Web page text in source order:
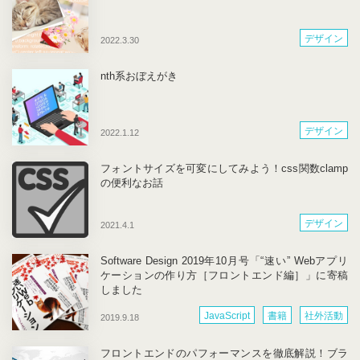
2022.3.30 デザイン
2022.1.12
nth系おぼえがき
デザイン
2021.4.1
フォントサイズを可変にしてみよう！css関数clamp
の便利なお話
デザイン
2019.9.18
Software Design 2019年10月号「“速い” Webアプリ
ケーションの作り方［フロントエンド編］」に寄稿
しました
JavaScript 書籍 社外活動
フロントエンドのパフォーマンスを徹底解説！ブラ